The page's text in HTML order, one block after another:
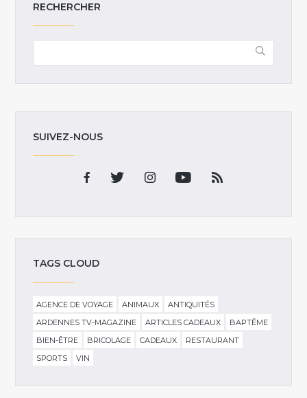
RECHERCHER
SUIVEZ-NOUS
TAGS CLOUD
AGENCE DE VOYAGE ANIMAUX
ANTIQUITÉS
ARDENNES TV-MAGAZINE
ARTICLES CADEAUX
BAPTÊME
BIEN-ÊTRE
BRICOLAGE CADEAUX
RESTAURANT
SPORTS
VIN